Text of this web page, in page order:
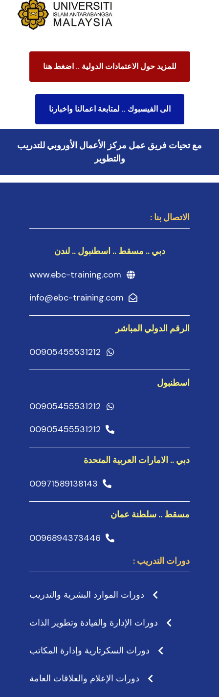
للمزيد حول الاعتمادات الدولية .. اضغط هنا
الى الفيسبوك .. لمتابعة اعمالنا واخبارنا
مع تحيات فريق عمل مركز الأعمال الأوروبي للتدريب
والتطوير
الاتصال بنا :
دبي .. مسقط .. اسطنبول .. لندن
www.ebc-training.com
info@ebc-training.com
الرقم الدولي المباشر
00905455531212
اسطنبول
00905455531212
00905455531212
دبي .. الامارات العربية المتحدة
00971589138143
مسقط .. سلطنة عمان
0096894373446
دورات التدريب :
دورات الموارد البشرية والتدريب
دورات الإدارة والقيادة وتطوير الذات
دورات السكرتارية وإدارة المكاتب
دورات الإعلام والعلاقات العامة